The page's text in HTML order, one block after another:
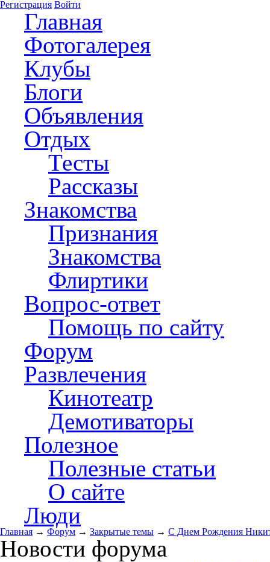
Регистрация Войти
Главная
Фотогалерея
Клубы
Блоги
Объявления
Отдых
Тесты
Рассказы
Знакомства
Признания
Знакомства
Флиртики
Вопрос-ответ
Помощь по сайту
Форум
Развлечения
Кинотеатр
Демотиваторы
Полезное
Полезные статьи
О сайте
Люди
Главная → Форум → Закрытые темы → С Днем Рождения
Новости форума